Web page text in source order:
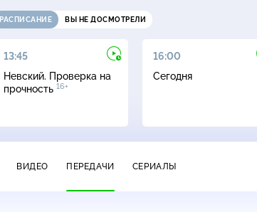
РАСПИСАНИЕ ВЫ НЕ ДОСМОТРЕЛИ
13:45
Невский. Проверка на
прочность 16+
16:00
Сегодня
ВИДЕО ПЕРЕДАЧИ СЕРИАЛЫ